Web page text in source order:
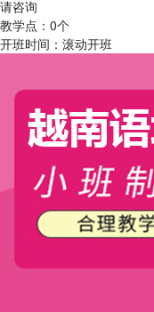
请咨询
教学点： 0个
开班时间： 滚动开班